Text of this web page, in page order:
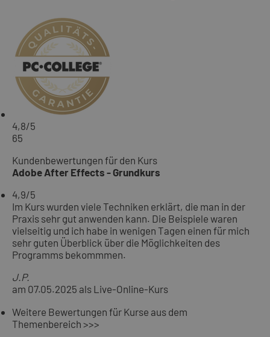
4,8/5
65
Kundenbewertungen für den Kurs
Adobe After Effects - Grundkurs
4,9/5
Im Kurs wurden viele Techniken erklärt, die man in der
Praxis sehr gut anwenden kann. Die Beispiele waren
vielseitig und ich habe in wenigen Tagen einen für mich
sehr guten Überblick über die Möglichkeiten des
Programms bekommmen.
J.P.
am 07.05.2025 als Live-Online-Kurs
Weitere Bewertungen für Kurse aus dem
Themenbereich >>>